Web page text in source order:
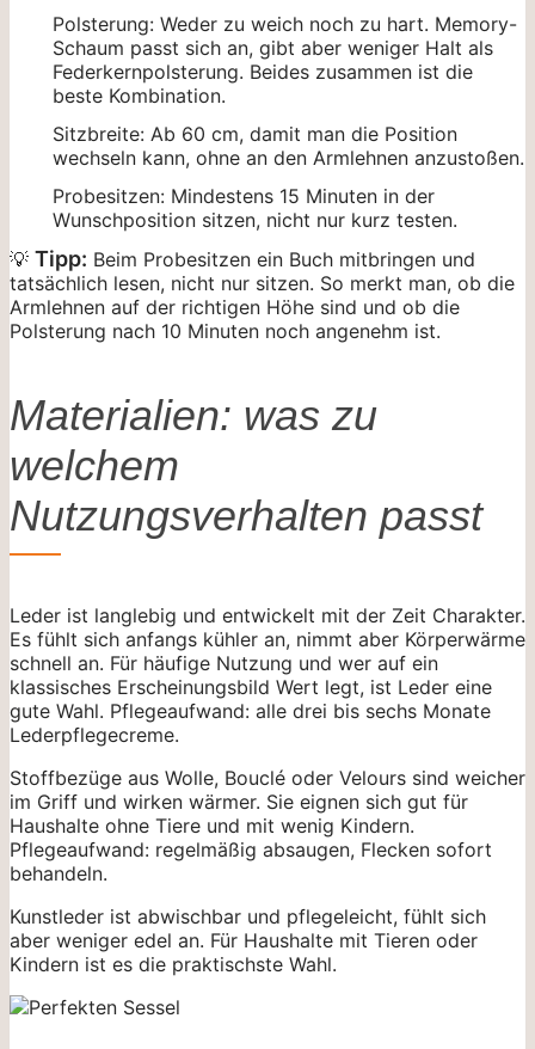
Polsterung: Weder zu weich noch zu hart. Memory-
Schaum passt sich an, gibt aber weniger Halt als
Federkernpolsterung. Beides zusammen ist die
beste Kombination.
Sitzbreite: Ab 60 cm, damit man die Position
wechseln kann, ohne an den Armlehnen anzustoßen.
Probesitzen: Mindestens 15 Minuten in der
Wunschposition sitzen, nicht nur kurz testen.
💡 Tipp: Beim Probesitzen ein Buch mitbringen und
tatsächlich lesen, nicht nur sitzen. So merkt man, ob die
Armlehnen auf der richtigen Höhe sind und ob die
Polsterung nach 10 Minuten noch angenehm ist.
Materialien: was zu
welchem
Nutzungsverhalten passt
Leder ist langlebig und entwickelt mit der Zeit Charakter.
Es fühlt sich anfangs kühler an, nimmt aber Körperwärme
schnell an. Für häufige Nutzung und wer auf ein
klassisches Erscheinungsbild Wert legt, ist Leder eine
gute Wahl. Pflegeaufwand: alle drei bis sechs Monate
Lederpflegecreme.
Stoffbezüge aus Wolle, Bouclé oder Velours sind weicher
im Griff und wirken wärmer. Sie eignen sich gut für
Haushalte ohne Tiere und mit wenig Kindern.
Pflegeaufwand: regelmäßig absaugen, Flecken sofort
behandeln.
Kunstleder ist abwischbar und pflegeleicht, fühlt sich
aber weniger edel an. Für Haushalte mit Tieren oder
Kindern ist es die praktischste Wahl.